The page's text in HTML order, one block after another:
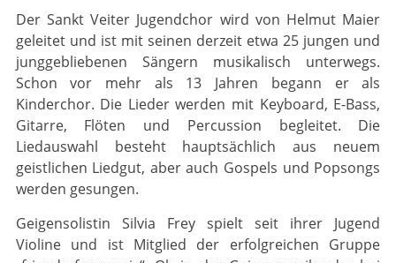
Der Sankt Veiter Jugendchor wird von Helmut Maier
geleitet und ist mit seinen derzeit etwa 25 jungen und
junggebliebenen Sängern musikalisch unterwegs.
Schon vor mehr als 13 Jahren begann er als
Kinderchor. Die Lieder werden mit Keyboard, E-Bass,
Gitarre, Flöten und Percussion begleitet. Die
Liedauswahl besteht hauptsächlich aus neuem
geistlichen Liedgut, aber auch Gospels und Popsongs
werden gesungen.
Geigensolistin Silvia Frey spielt seit ihrer Jugend
Violine und ist Mitglied der erfolgreichen Gruppe